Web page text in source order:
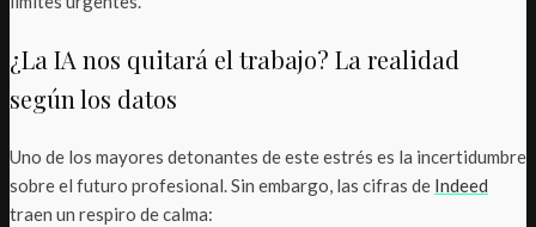
¿La IA nos quitará el trabajo? La realidad
según los datos
Uno de los mayores detonantes de este estrés es la incertidumbre
sobre el futuro profesional. Sin embargo, las cifras de Indeed
traen un respiro de calma: